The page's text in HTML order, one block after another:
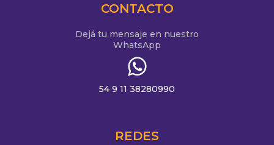
CONTACTO
Dejá tu mensaje en nuestro
WhatsApp
54 9 11 38280990
REDES